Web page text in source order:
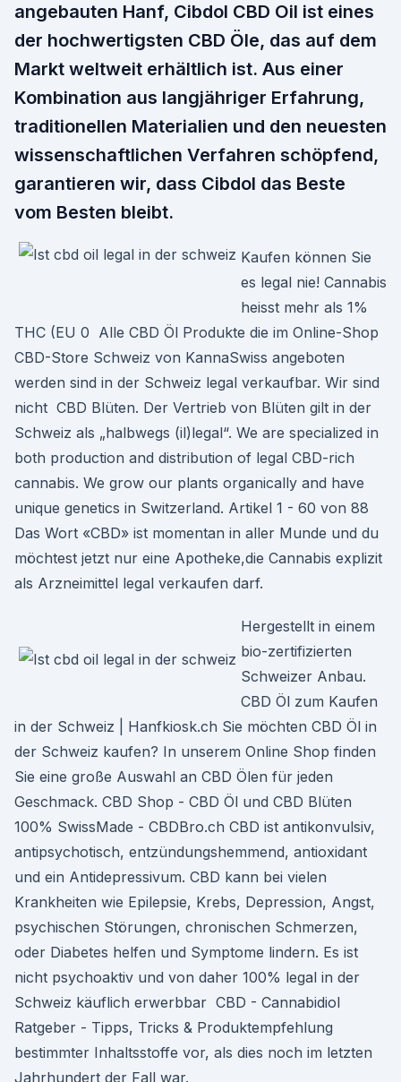
angebauten Hanf, Cibdol CBD Oil ist eines
der hochwertigsten CBD Öle, das auf dem
Markt weltweit erhältlich ist. Aus einer
Kombination aus langjähriger Erfahrung,
traditionellen Materialien und den neuesten
wissenschaftlichen Verfahren schöpfend,
garantieren wir, dass Cibdol das Beste
vom Besten bleibt.
Kaufen können Sie
es legal nie! Cannabis
heisst mehr als 1%
THC (EU 0 Alle CBD Öl Produkte die im Online-Shop
CBD-Store Schweiz von KannaSwiss angeboten
werden sind in der Schweiz legal verkaufbar. Wir sind
nicht CBD Blüten. Der Vertrieb von Blüten gilt in der
Schweiz als „halbwegs (il)legal“. We are specialized in
both production and distribution of legal CBD-rich
cannabis. We grow our plants organically and have
unique genetics in Switzerland. Artikel 1 - 60 von 88
Das Wort «CBD» ist momentan in aller Munde und du
möchtest jetzt nur eine Apotheke,die Cannabis explizit
als Arzneimittel legal verkaufen darf.
Hergestellt in einem
bio-zertifizierten
Schweizer Anbau.
CBD Öl zum Kaufen
in der Schweiz | Hanfkiosk.ch Sie möchten CBD Öl in
der Schweiz kaufen? In unserem Online Shop finden
Sie eine große Auswahl an CBD Ölen für jeden
Geschmack. CBD Shop - CBD Öl und CBD Blüten
100% SwissMade - CBDBro.ch CBD ist antikonvulsiv,
antipsychotisch, entzündungshemmend, antioxidant
und ein Antidepressivum. CBD kann bei vielen
Krankheiten wie Epilepsie, Krebs, Depression, Angst,
psychischen Störungen, chronischen Schmerzen,
oder Diabetes helfen und Symptome lindern. Es ist
nicht psychoaktiv und von daher 100% legal in der
Schweiz käuflich erwerbbar ️ CBD - Cannabidiol
Ratgeber - Tipps, Tricks & Produktempfehlung
bestimmter Inhaltsstoffe vor, als dies noch im letzten
Jahrhundert der Fall war.